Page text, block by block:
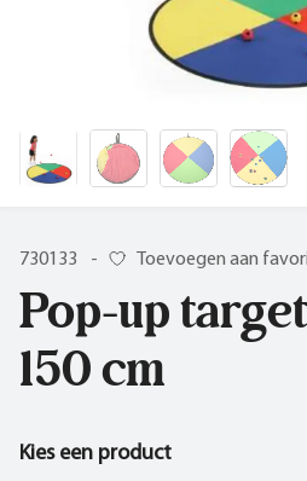
730133 - Toevoegen aan
Pop-up
150 cm
Kies een product